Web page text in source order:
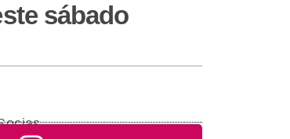
sábado